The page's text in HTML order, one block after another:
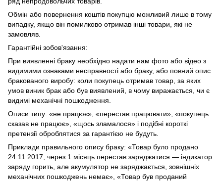
Обмін або повернення коштів покупцю можливий лише в тому
випадку, якщо він помилково отримав інші товари, які не
замовляв.
Гарантійні зобов'язання:
При виявленні браку необхідно надати нам фото або відео з
видимими ознаками несправності або браку, або повний опис
бракованого виробу: коли покупець отримав товар, за яких
умов виник брак або був виявлений, в чому виражається, чи є
видимі механічні пошкодження.
Описи типу: «не працює», «перестав працювати», «покупець
сказав не працює», «щось зламалося» і подібні короткі
претензії оброблятися за гарантією не будуть.
Приклади правильного опису браку: «Товар було продано
24.11.2017, через 1 місяць перестав заряджатися — індикатор
заряду горить, але акумулятор не заряджається, зовнішніх
механічних пошкоджень немає», «Товар був проданий